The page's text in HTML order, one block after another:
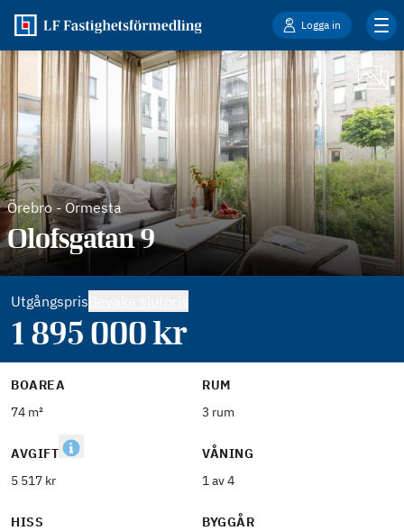
Logga in
Örebro -Ormesta
Olofsgatan 9
Utgångspris
1 895 000kr
BOAREA
74 m²
RUM
3 rum
AVGIFT
5 517 kr
VÅNING
1 av 4
HISS
BYGGÅR